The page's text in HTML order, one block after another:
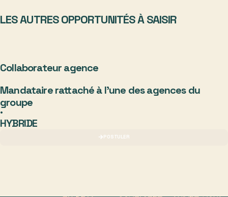
LES AUTRES OPPORTUNITÉS À SAISIR
Collaborateur agence
Mandataire rattaché à l'une des agences du
groupe
•
HYBRIDE
POSTULER